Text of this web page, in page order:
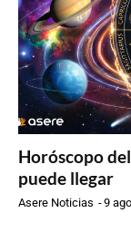
Horóscopo
puede llegar
Asere Noticias -9